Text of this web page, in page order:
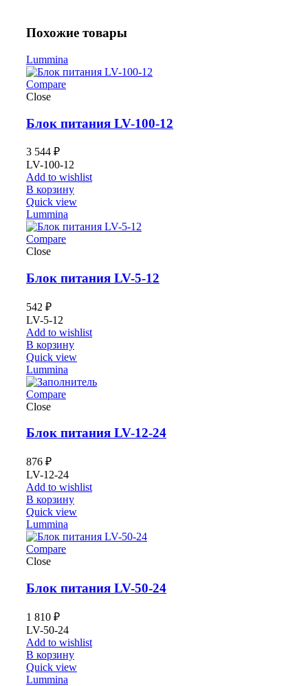
Похожие товары
Lummina
Compare
Close
Блок питания LV-100-12
3 544 ₽
LV-100-12
Add to wishlist
В корзину
Quick view
Lummina
Compare
Close
Блок питания LV-5-12
542 ₽
LV-5-12
Add to wishlist
В корзину
Quick view
Lummina
Compare
Close
Блок питания LV-12-24
876 ₽
LV-12-24
Add to wishlist
В корзину
Quick view
Lummina
Compare
Close
Блок питания LV-50-24
1 810 ₽
LV-50-24
Add to wishlist
В корзину
Quick view
Lummina